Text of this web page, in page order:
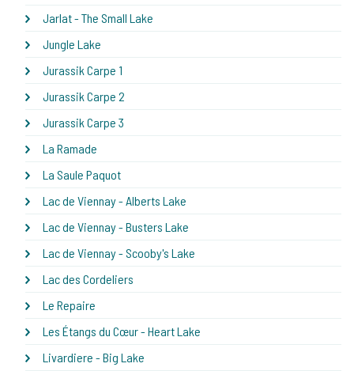
Jarlat - The Small Lake
Jungle Lake
Jurassik Carpe 1
Jurassik Carpe 2
Jurassik Carpe 3
La Ramade
La Saule Paquot
Lac de Viennay - Alberts Lake
Lac de Viennay - Busters Lake
Lac de Viennay - Scooby's Lake
Lac des Cordeliers
Le Repaire
Les Étangs du Cœur - Heart Lake
Livardiere - Big Lake